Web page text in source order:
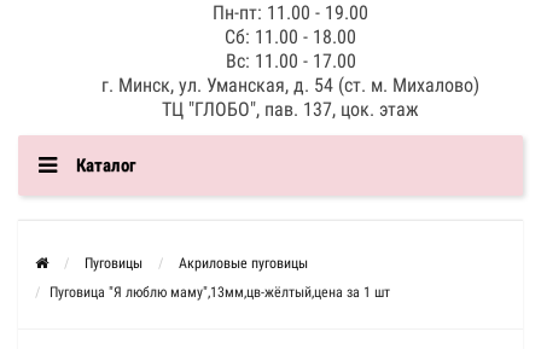
Пн-пт: 11.00 - 19.00
Сб: 11.00 - 18.00
Вс: 11.00 - 17.00
г. Минск, ул. Уманская, д. 54 (ст. м. Михалово)
ТЦ "ГЛОБО", пав. 137, цок. этаж
Каталог
Пуговицы
Акриловые пуговицы
Пуговица "Я люблю маму",13мм,цв-жёлтый,цена за 1 шт